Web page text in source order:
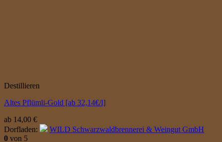
Destillieren
Altes Pflümli-Gold [ab 32,14€/l]
ab 14,00 €
Dorfladen:
WILD Schwarzwaldbrennerei & Weingut GmbH
0 von 5